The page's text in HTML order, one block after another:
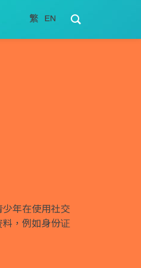
年在使用社交
，例如身份证